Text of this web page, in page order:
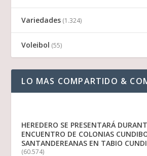
Variedades (1.324)
Voleibol (55)
LO MAS COMPARTIDO &
HEREDERO SE PRESENTARÁ
ENCUENTRO DE COLONIAS
SANTANDEREANAS EN TABIO
(60.574)